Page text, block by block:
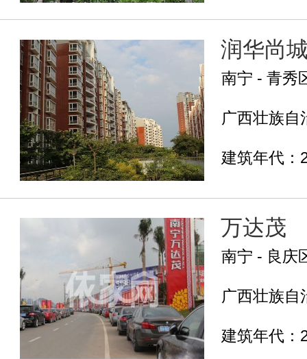
润华尚
南宁 - 青秀
广西壮族自
建筑年代：
万达茂
南宁 - 良庆
广西壮族自
建筑年代：